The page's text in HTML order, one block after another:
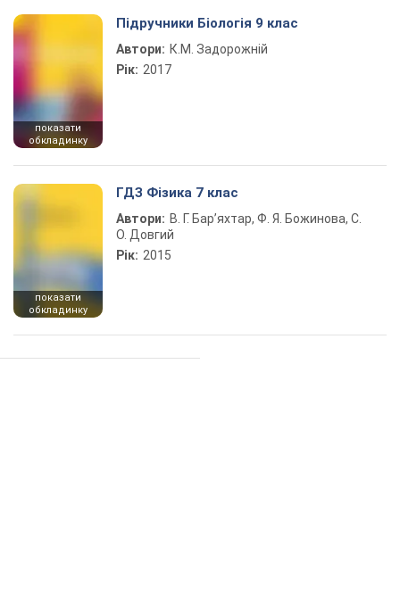
показати
обкладинку
Підручники Біологія 9 клас
Автори: К.М. Задорожній
Рік: 2017
показати
обкладинку
ГДЗ Фізика 7 клас
Автори: В. Г. Бар’яхтар, Ф. Я. Божинова, С.
О. Довгий
Рік: 2015